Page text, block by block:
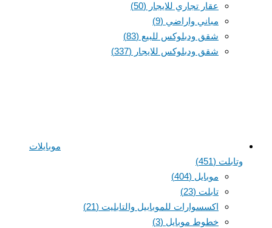
عقار تجاري للايجار (50)
مباني واراضي (9)
شقق ودبلوكس للبيع (83)
شقق ودبلوكس للايجار (337)
موبايلات
وتابلت (451)
موبايل (404)
تابلت (23)
اكسسوارات للموبابيل والتابليت (21)
خطوط موبايل (3)